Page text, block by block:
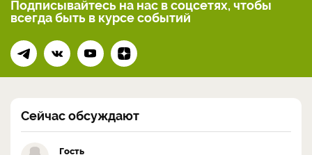
Подписывайтесь на нас в соцсетях, чтобы
всегдабыть в курсе событий
Сейчас обсуждают
Гость